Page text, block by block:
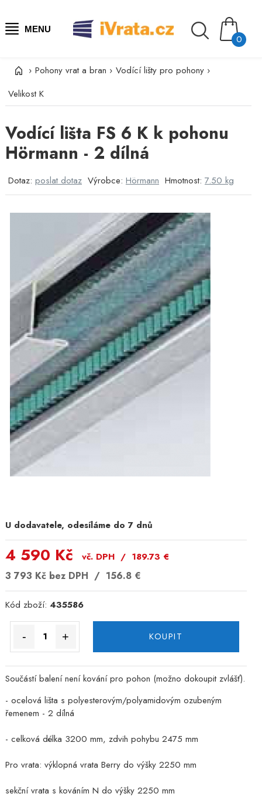
MENU
0
› Pohony vrat a bran › Vodící lišty pro pohony ›
Velikost K
Vodící lišta FS 6 K k pohonu
Hörmann - 2 dílná
Dotaz: poslat dotaz Výrobce: Hörmann Hmotnost: 7.50 kg
U dodavatele, odesíláme do 7 dnů
4 590 Kč vč. DPH / 189.73 €
3 793 Kč bez DPH / 156.8€
Kód zboží: 435586
- + KOUPIT
Součástí balení není kování pro pohon (možno dokoupit zvlášť).
- ocelová lišta s polyesterovým/polyamidovým ozubeným
řemenem - 2 dílná
- celková délka 3200 mm, zdvih pohybu 2475 mm
Pro vrata: výklopná vrata Berry do výšky 2250 mm
sekční vrata s kováním N do výšky 2250 mm